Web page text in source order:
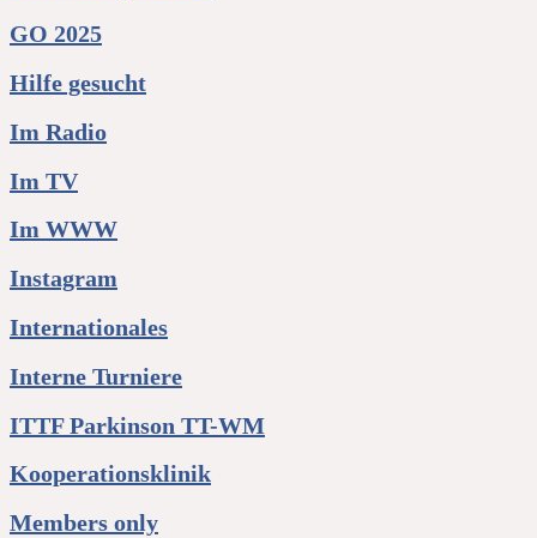
GO 2025
Hilfe gesucht
Im Radio
Im TV
Im WWW
Instagram
Internationales
Interne Turniere
ITTF Parkinson TT-WM
Kooperationsklinik
Members only